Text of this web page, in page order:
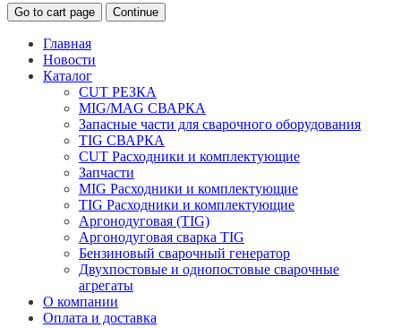
Go to cart page Continue
Главная
Новости
Каталог
CUT РЕЗКА
MIG/MAG СВАРКА
Запасные части для сварочного оборудования
TIG СВАРКА
CUT Расходники и комплектующие
Запчасти
MIG Расходники и комплектующие
TIG Расходники и комплектующие
Аргонодуговая (TIG)
Аргонодуговая сварка TIG
Бензиновый сварочный генератор
Двухпостовые и однопостовые сварочные
агрегаты
О компании
Оплата и доставка